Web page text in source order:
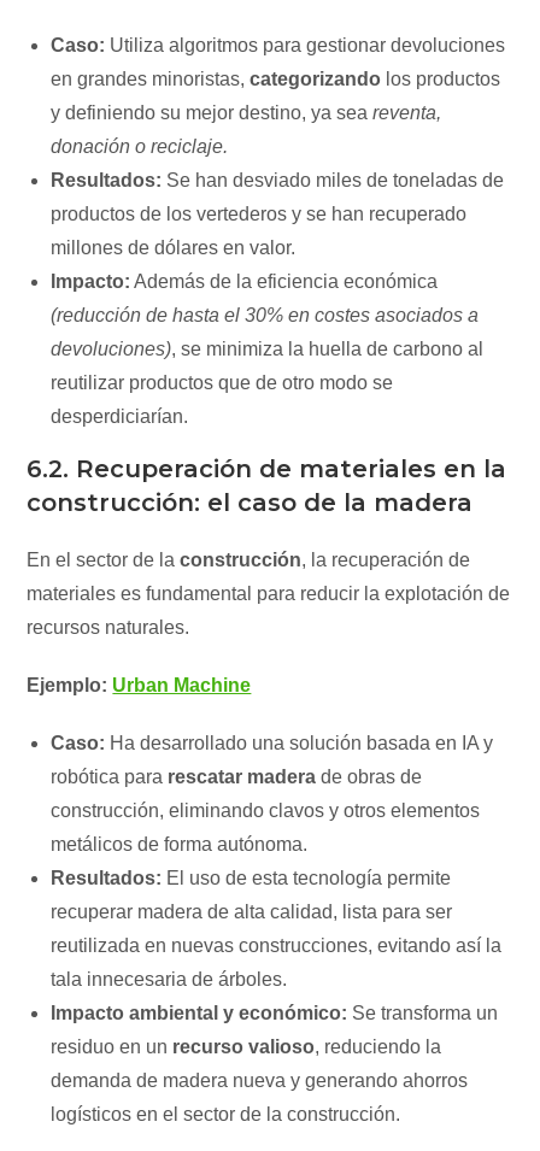
Caso: Utiliza algoritmos para gestionar devoluciones
en grandes minoristas,categorizando los productos
y definiendo su mejor destino, ya seareventa,
donación o reciclaje.
Resultados: Se han desviado miles de toneladas de
productos de los vertederos y se han recuperado
millones de dólares en valor.
Impacto: Además de la eficiencia económica
(reducción de hasta el 30% en costes asociados a
devoluciones), se minimiza la huella de carbono al
reutilizar productos que de otro modo se
desperdiciarían.
6.2. Recuperación de materiales en la
construcción: el caso de la madera
En el sector de laconstrucción, la recuperación de
materiales es fundamental para reducir la explotación de
recursos naturales.
Ejemplo: Urban Machine
Caso: Ha desarrollado una solución basada en IA y
robótica para rescatar madera de obras de
construcción, eliminando clavos y otros elementos
metálicos de forma autónoma.
Resultados: El uso de esta tecnología permite
recuperar madera de alta calidad, lista para ser
reutilizada en nuevas construcciones, evitando así la
tala innecesaria de árboles.
Impacto ambiental y económico: Se transforma un
residuo en un recurso valioso, reduciendo la
demanda de madera nueva y generando ahorros
logísticos en el sector de la construcción.